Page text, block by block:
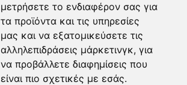
μετρήσετε το ενδιαφέρον σας για
τα προϊόντα και τις υπηρεσίες
μας και να εξατομικεύσετε τις
αλληλεπιδράσεις μάρκετινγκ, για
να προβάλλετε διαφημίσεις που
είναι πιο σχετικές με εσάς.
|Όροι Χρήσης|Δήλωση
|Περιεχόμενο
για τα Cookies
με τη σύσταση (ΕΕ)
334 |Ταυτότητα